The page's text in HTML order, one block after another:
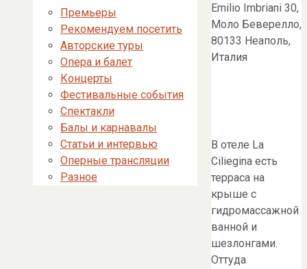
Emilio Imbriani 30,
Моло Беверелло,
80133 Неаполь,
Италия
В отеле La
Ciliegina есть
терраса на
крыше с
гидромассажной
ванной и
шезлонгами.
Оттуда
Премьеры
Рекомендуем посетить
Авторские туры
Опера и балет
Концерты
Фестивальные события
Спектакли
Балы и карнавалы
Статьи и интервью
Оперные трансляции
Разное